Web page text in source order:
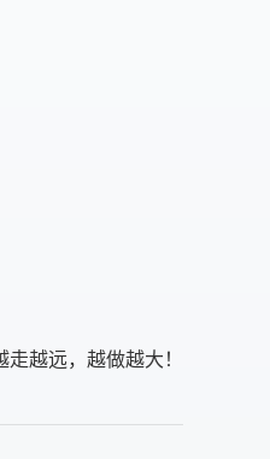
越远，越做越大！